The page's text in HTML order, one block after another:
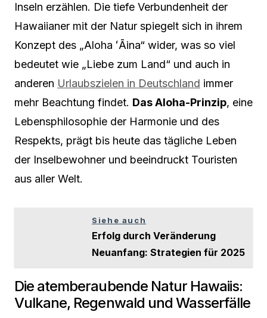
Inseln erzählen. Die tiefe Verbundenheit der
Hawaiianer mit der Natur spiegelt sich in ihrem
Konzept des „Aloha ʻĀina“ wider, was so viel
bedeutet wie „Liebe zum Land“ und auch in
anderen Urlaubszielen in Deutschland immer
mehr Beachtung findet. Das Aloha-Prinzip, eine
Lebensphilosophie der Harmonie und des
Respekts, prägt bis heute das tägliche Leben
der Inselbewohner und beeindruckt Touristen
aus aller Welt.
Siehe auch
Erfolg durch Veränderung
Neuanfang: Strategien für 2025
Die atemberaubende Natur Hawaiis:
Vulkane, Regenwald und Wasserfälle